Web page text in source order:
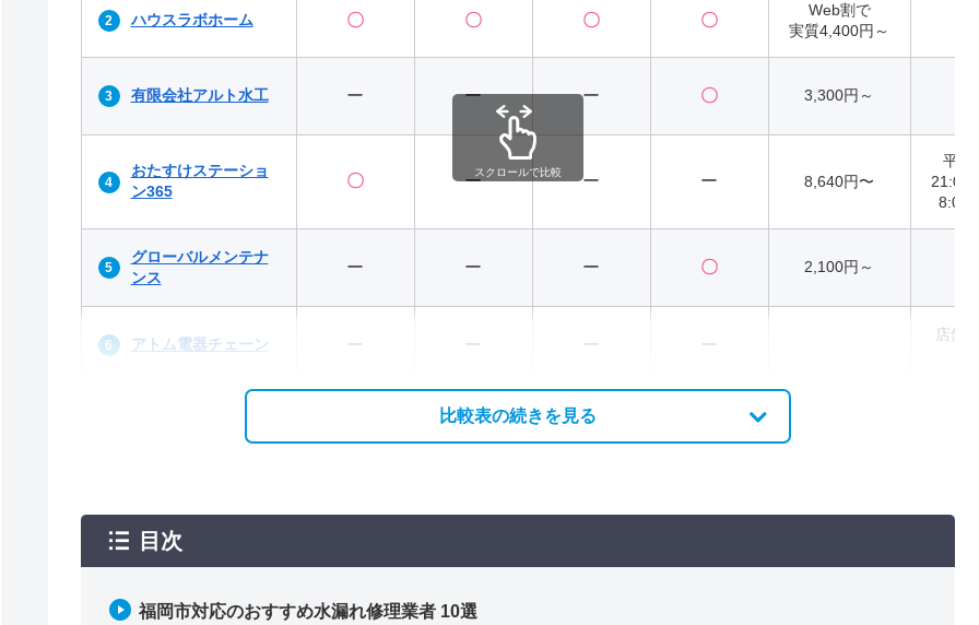
ハウスラボホーム 〇 〇 〇 〇
Web割で
実質4,400円～
有限会社アルト水工 ー ー ー 〇 3,300円～
おたすけステーショ
ン365
〇 ー ー ー 8,640円〜
平日
21:00
8:00
グローバルメンテナ
ンス
ー ー ー 〇 2,100円～
アトム電器チェーン ー ー ー ー
店舗
スクロールで比較
比較表の続きを見る
目次
福岡市対応のおすすめ水漏れ修理業者 10選